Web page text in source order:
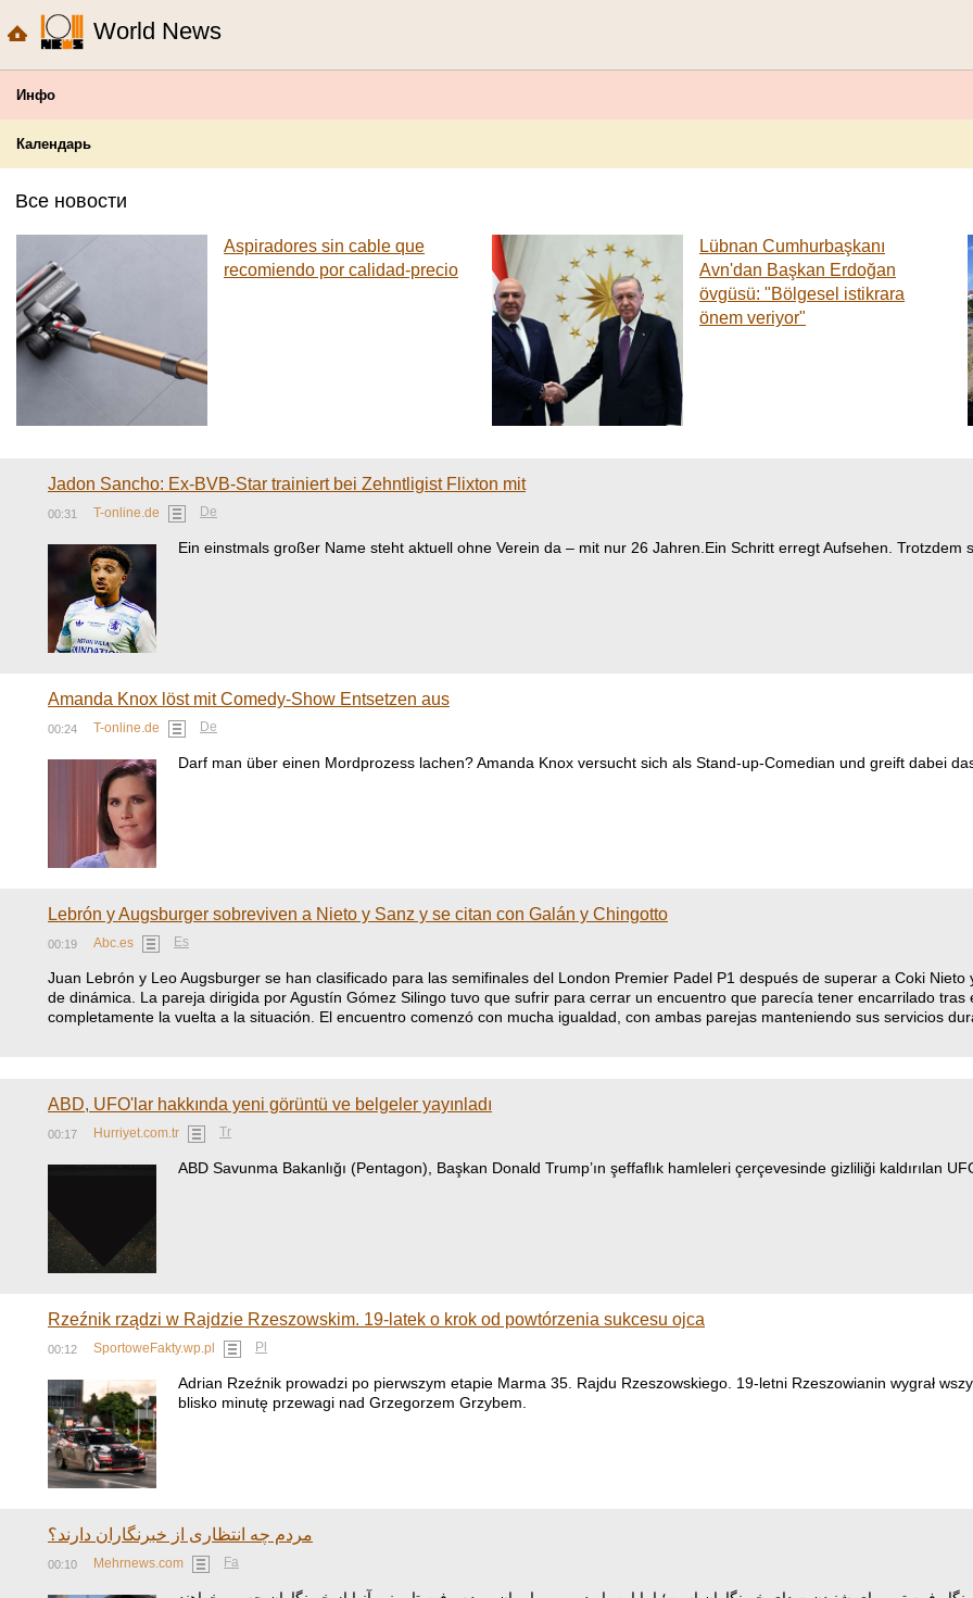
World News
Инфо
Календарь
Все новости
Aspiradores sin cable que
recomiendo por calidad-precio
Lübnan Cumhurbaşkanı
Avn'dan Başkan Erdoğan
övgüsü: "Bölgesel istikrara
önem veriyor"
Jadon Sancho: Ex-BVB-Star trainiert bei Zehntligist Flixton mit
00:31 T-online.de De
Ein einstmals großer Name steht aktuell ohne Verein da – mit nur 26 Jahren.Ein Schritt erregt Aufsehen. Trotzdem
Amanda Knox löst mit Comedy-Show Entsetzen aus
00:24 T-online.de De
Darf man über einen Mordprozess lachen? Amanda Knox versucht sich als Stand-up-Comedian und greift dabei
Lebrón y Augsburger sobreviven a Nieto y Sanz y se citan con Galán y Chingotto
00:19 Abc.es Es
Juan Lebrón y Leo Augsburger se han clasificado para las semifinales del London Premier Padel P1 después de superar a Coki
de dinámica. La pareja dirigida por Agustín Gómez Silingo tuvo que sufrir para cerrar un encuentro que parecía tener encarrilado
completamente la vuelta a la situación. El encuentro comenzó con mucha igualdad, con ambas parejas manteniendo sus servicios
ABD, UFO'lar hakkında yeni görüntü ve belgeler yayınladı
00:17 Hurriyet.com.tr Tr
ABD Savunma Bakanlığı (Pentagon), Başkan Donald Trump’ın şeffaflık hamleleri çerçevesinde gizliliği kaldırılan
Rzeźnik rządzi w Rajdzie Rzeszowskim. 19-latek o krok od powtórzenia sukcesu ojca
00:12 SportoweFakty.wp.pl Pl
Adrian Rzeźnik prowadzi po pierwszym etapie Marma 35. Rajdu Rzeszowskiego. 19-letni Rzeszowianin wygrał
blisko minutę przewagi nad Grzegorzem Grzybem.
مردم چه انتظاری از خبرنگاران دارند؟
00:10 Mehrnews.com Fa